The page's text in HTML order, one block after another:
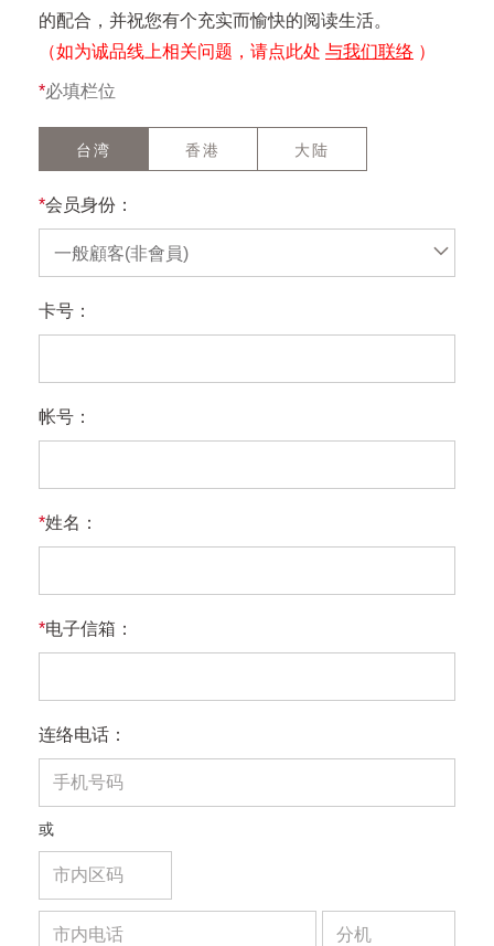
的配合，并祝您有个充实而愉快的阅读生活。
（如为诚品线上相关问题，请点此处 与我们联络 ）
*必填栏位
台湾 香港 大陆
*会员身份：
一般顧客(非會員)
卡号：
帐号：
*姓名：
*电子信箱：
连络电话：
或